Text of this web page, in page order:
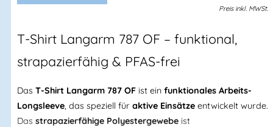
Preis inkl. MWSt.
T-Shirt Langarm 787 OF – funktional,
strapazierfähig & PFAS-frei
Das T-Shirt Langarm 787 OF ist ein funktionales Arbeits-
Longsleeve, das speziell für aktive Einsätze entwickelt wurde.
Das strapazierfähige Polyestergewebe ist